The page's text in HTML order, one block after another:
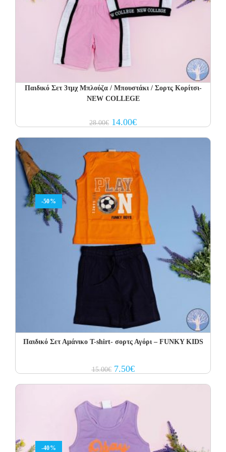
Παιδικό Σετ 3τμχ Μπλούζα / Μπουστάκι / Σορτς Κορίτσι-
NEW COLLEGE
28.00€ Original
price
14.00€Current
price
-50%
Παιδικό Σετ Αμάνικο T-shirt- σορτς Αγόρι – FUNKY KIDS
15.00€ Original
price
7.50€Current
price
-40%